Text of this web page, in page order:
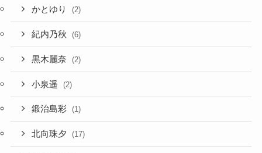
かとゆり (2)
紀内乃秋 (6)
黒木麗奈 (2)
小泉遥 (2)
鍛治島彩 (1)
北向珠夕 (17)